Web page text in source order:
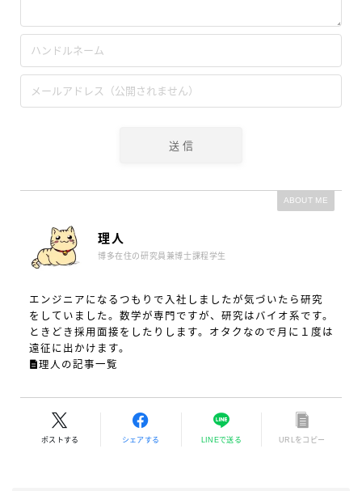
ABOUT ME
理人
博多在住の研究員兼博士課程学生
エンジニアになるつもりで入社しましたが気づいたら研究
をしていました。数学が専門ですが、研究はバイオ系です。
ときどき採用面接をしたりします。オタクなので月に１度は
遠征に出かけます。
理人の記事一覧
ポストする シェアする LINEで送る URLをコピー